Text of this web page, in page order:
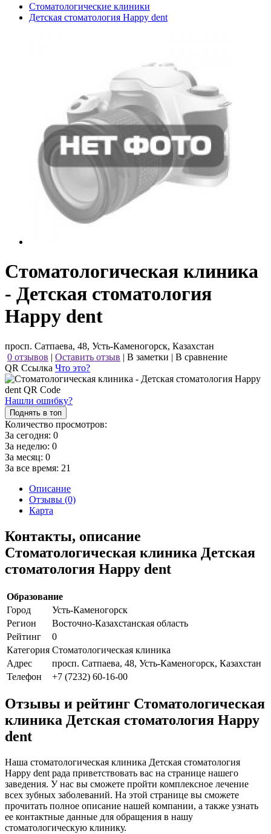
Стоматологические клиники
Детская стоматология Happy dent
Стоматологическая клиника
- Детская стоматология
Happy dent
просп. Сатпаева, 48, Усть-Каменогорск, Казахстан
0 отзывов | Оставить отзыв | В заметки | В сравнение
QR Ссылка Что это?
Нашли ошибку?
Поднять в топ
Количество просмотров:
За сегодня: 0
За неделю: 0
За месяц: 0
За все время: 21
Описание
Отзывы (0)
Карта
Контакты, описание
Стоматологическая клиника Детская
стоматология Happy dent
Образование
Город
Усть-Каменогорск
Регион
Восточно-Казахстанская область
Рейтинг
0
Категория Стоматологическая клиника
Адрес
просп. Сатпаева, 48, Усть-Каменогорск, Казахстан
Телефон
+7 (7232) 60-16-00
Отзывы и рейтинг Стоматологическая
клиника Детская стоматология Happy
dent
Наша стоматологическая клиника Детская стоматология
Happy dent рада приветствовать вас на странице нашего
заведения. У нас вы сможете пройти комплексное лечение
всех зубных заболеваний. На этой странице вы сможете
прочитать полное описание нашей компании, а также узнать
ее контактные данные для обращения в нашу
стоматологическую клинику.